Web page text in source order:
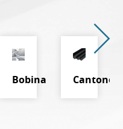
Bobina